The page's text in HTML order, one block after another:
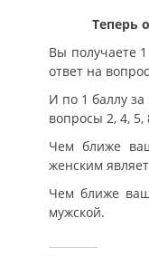
Теперь
Вы получаете
ответ на
И по 1 баллу
вопросы 2, 4, 5,
Чем ближе
женским
Чем ближе
мужской.